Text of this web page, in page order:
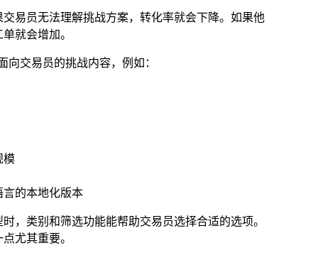
易员无法理解挑战方案，转化率就会下降。如果他
就会增加。
向交易员的挑战内容，例如：
模
言的本地化版本
，类别和筛选功能能帮助交易员选择合适的选项。
尤其重要。